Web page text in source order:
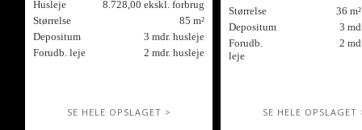
Husleje
8.728,00 ekskl. forbrug
Størrelse
85 m²
Depositum
3 mdr. husleje
Forudb. leje
2 mdr. husleje
SE HELE OPSLAGET >
Størrelse
36
Depositum
3
Forudb.
leje
2
SE HELE OPSLAGET